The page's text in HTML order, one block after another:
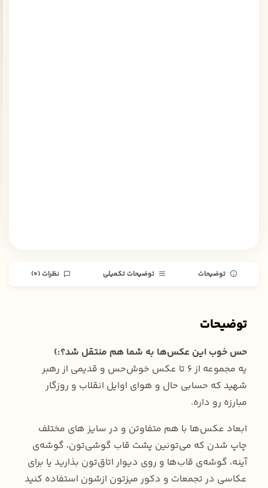
توضیحات توضیحات تکمیلی نظرات (0)
توضیحات
حس خوب این عکس‌ها به شما هم منتقل شد؟:)
یه مجموعه از ۶ تا عکس خوش‌حس و قدیمی از رهبر
شهید که حسابی حال و هوای اوایل انقلاب و روزگار
مبارزه رو داره.
ابعاد عکس‌ها با هم متفاوتن و در سایز های مختلف
چاپ شدن که می‌تونین پشت قاب گوشی‌تون، گوشه‌‌ی
آینه، گوشه‌ی قاب‌ها و روی دیوار اتاق‌تون بذارید یا برای
عکاسی در تجمعات و دکور میزتون ازشون استفاده کنید